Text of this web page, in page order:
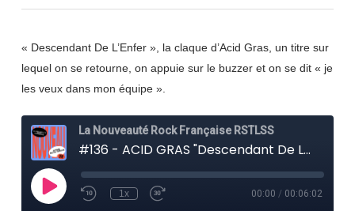
« Descendant De L’Enfer », la claque d’Acid Gras, un titre sur
lequel on se retourne, on appuie sur le buzzer et on se dit « je
les veux dans mon équipe ».